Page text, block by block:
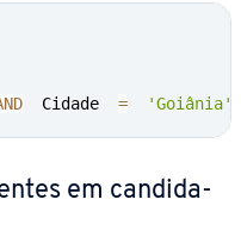
  Cidade
= 'Goiânia'
em can­di­da­